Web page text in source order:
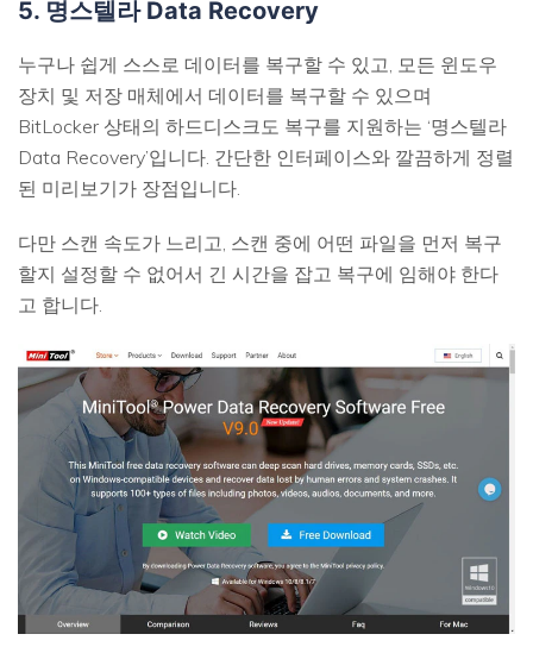
5. 명스텔라 Data Recovery
누구나 쉽게 스스로 데이터를 복구할 수 있고, 모든 윈도우
장치 및 저장 매체에서 데이터를 복구할 수 있으며
BitLocker 상태의 하드디스크도 복구를 지원하는 ‘명스텔라
Data Recovery’입니다. 간단한 인터페이스와 깔끔하게 정렬
된 미리보기가 장점입니다.
다만 스캔 속도가 느리고, 스캔 중에 어떤 파일을 먼저 복구
할지 설정할 수 없어서 긴 시간을 잡고 복구에 임해야 한다
고 합니다.